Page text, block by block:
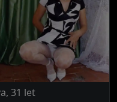
31 let